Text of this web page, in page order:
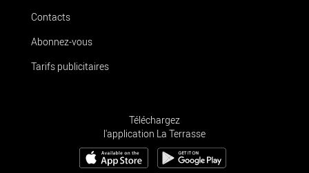
Contacts
Abonnez-vous
Tarifs publicitaires
Téléchargez
l'application La Terrasse